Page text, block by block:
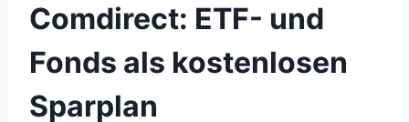
Comdirect: ETF- und
Fonds als kostenlosen
Sparplan